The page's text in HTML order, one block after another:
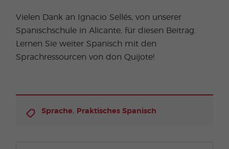
Vielen Dank an Ignacio Sellés, von unserer
Spanischschule in Alicante, für diesen Beitrag.
Lernen Sie weiter Spanisch mit den
Sprachressourcen von don Quijote!
Sprache, Praktisches Spanisch